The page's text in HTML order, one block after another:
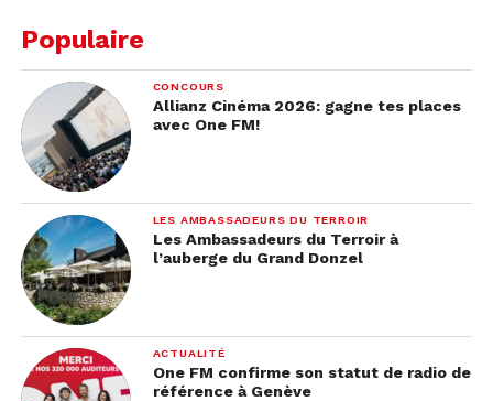
monde, Eminem ! »
difficilement réalisable mais qui donnerait tout de
même une nouvelle dynamique à cette série déjà
culte.
Populaire
CONCOURS
Allianz Cinéma 2026: gagne tes places
avec One FM!
LES AMBASSADEURS DU TERROIR
Les Ambassadeurs du Terroir à
l’auberge du Grand Donzel
ACTUALITÉ
One FM confirme son statut de radio de
référence à Genève